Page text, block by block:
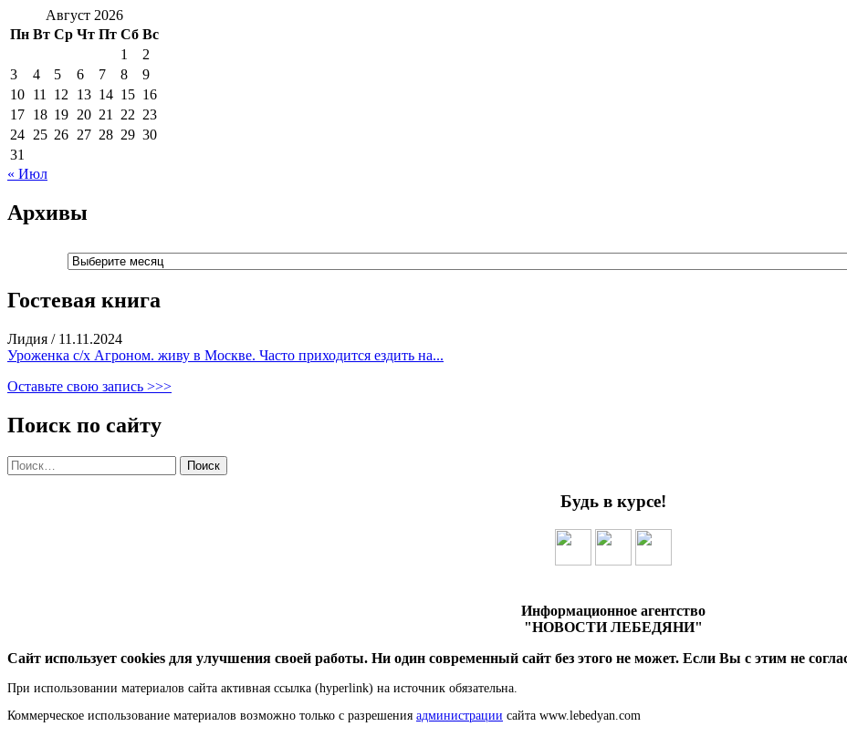
Август 2026
Пн Вт Ср Чт Пт Сб Вс
1
2
3
4 5 6 7 8
9
10 11 12 13 14 15 16
17 18 19 20 21 22 23
24 25 26 27 28 29 30
31
« Июл
Архивы
Гостевая книга
Лидия / 11.11.2024
Уроженка с/х Агроном. живу в Москве. Часто приходится ездить на...
Оставьте свою запись >>>
Поиск по сайту
Найти:
Будь в курсе!
Информационное агентство
"НОВОСТИ ЛЕБЕДЯНИ"
Сайт использует cookies для улучшения своей работы. Ни один современный сайт без этого не может. Если Вы с этим не
При использовании материалов сайта активная ссылка (hyperlink) на источник обязательна.
Коммерческое использование материалов возможно только с разрешения администрации сайта www.lebedyan.com